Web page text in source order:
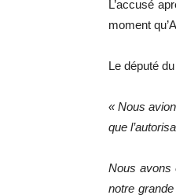
L’accusé
moment
Le député
« Nous
que
Nous avons
notre